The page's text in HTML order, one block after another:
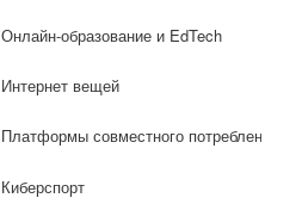
Онлайн-образование и EdTech
Интернет вещей
Платформы совместного потребления
Киберспорт